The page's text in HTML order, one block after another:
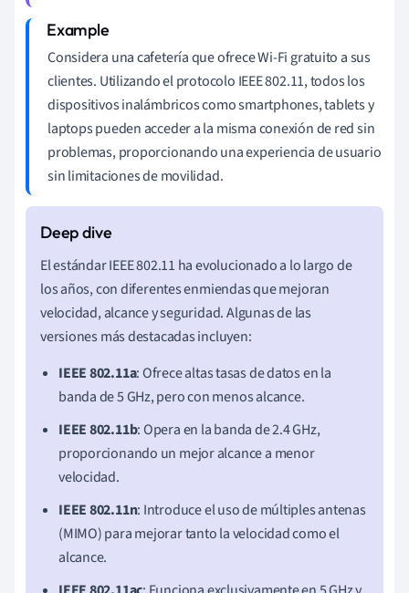
Considera una cafetería que ofrece Wi-Fi gratuito a sus
clientes. Utilizando el protocolo IEEE 802.11, todos los
dispositivos inalámbricos como smartphones, tablets y
laptops pueden acceder a la misma conexión de red sin
problemas, proporcionando una experiencia de usuario
sin limitaciones de movilidad.
El estándar IEEE 802.11 ha evolucionado a lo largo de
los años, con diferentes enmiendas que mejoran
velocidad, alcance y seguridad. Algunas de las
versiones más destacadas incluyen:
IEEE 802.11a: Ofrece altas tasas de datos en la
banda de 5 GHz, pero con menos alcance.
IEEE 802.11b: Opera en la banda de 2.4 GHz,
proporcionando un mejor alcance a menor
velocidad.
IEEE 802.11n: Introduce el uso de múltiples antenas
(MIMO) para mejorar tanto la velocidad como el
alcance.